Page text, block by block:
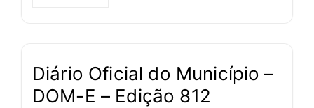
Diário Oficial do Município –
DOM-E – Edição 812